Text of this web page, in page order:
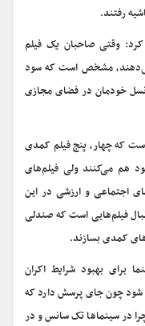
رفتند.
کرد: وقتی صاحبان یک فیلم
می‌دهند، مشخص است که سود
خودمان در فضای مجازی
که چهار، پنج فیلم کمدی
هم می‌کنند ولی فیلم‌های
اجتماعی و ارزشی در این
فیلم‌هایی است که صندلی
کمدی بسازند.
برای بهبود شرایط اکران
شود چون جای پرسش دارد که
در سینماها تک سانس و در